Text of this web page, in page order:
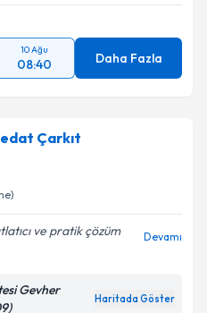
10 Ağu
08:40 Daha Fazla
Çarkıt
ve pratik çözüm
Devamı
Gevher
Haritada Göster